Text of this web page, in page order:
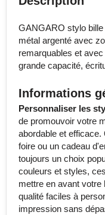
GANGARO stylo
métal argenté avec
remarquables et
grande capacité,
Informations
Personnaliser les
de promouvoir votre
abordable et
foire ou un cadeau
toujours un choix
couleurs et styles,
mettre en avant votre
qualité faciles à
impression sans